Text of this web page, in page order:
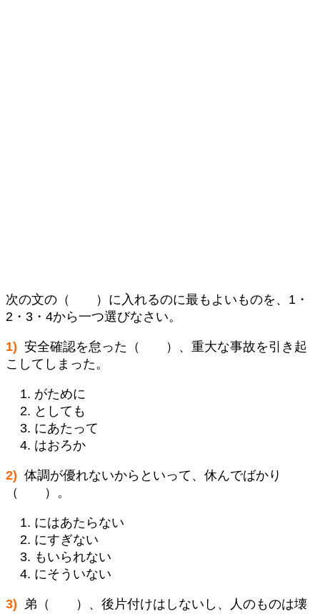
次の文の（ ）に入れるのに最もよいものを、1・
2・3・4から一つ選びなさい。
1) 安全確認を怠った（ ）、重大な事故を引き起
こしてしまった。
がために
としても
にあたって
はおろか
2) 体調が優れないからといって、休んでばかり
（ ）。
にはあたらない
にすぎない
もいられない
にそういない
3) 弟（ ）、後片付けはしないし、人のものは壊